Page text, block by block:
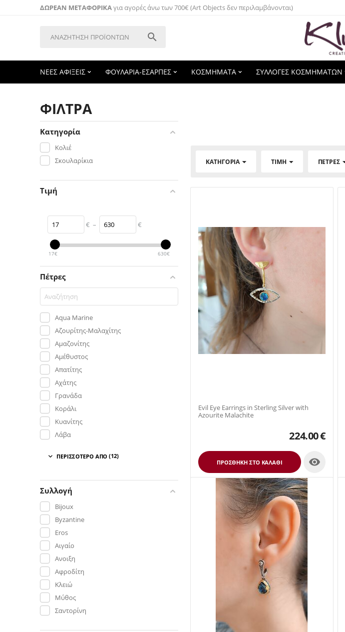
ΔΩΡΕΑΝ ΜΕΤΑΦΟΡΙΚΑγια αγορές άνω των 700€ (Art Objects δεν περιλαμβάνονται)

ΝΕΕΣ ΑΦΙΞΕΙΣ ΦΟΥΛΑΡΙΑ-ΕΣΑΡΠΕΣ ΚΟΣΜΗΜΑΤΑ ΣΥΛΛΟΓΕΣ ΚΟΣΜΗΜΑΤΩΝ
ΦΙΛΤΡΑ
Κατηγορία
Κολιέ
Σκουλαρίκια
Τιμή
€ – €
17€ 630€
Πέτρες
Aqua Marine
Αζουρίτης-Μαλαχίτης
Αμαζονίτης
Αμέθυστος
Απατίτης
Αχάτης
Γρανάδα
Κοράλι
Κυανίτης
Λάβα
Μαλαχίτης
Μαύρο Τυρκουάζ
Πράσινο Τυρκουάζ
Ρουμπίνι
Τυρκουάζ
Χαλαζίας
Χρυσόκολλα
 ΠΕΡΙΣΣΌΤΕΡΟ ΑΠΌ (12)
Συλλογή
Bijoux
Byzantine
Eros
Αιγαίο
Ανοιξη
Αφροδίτη
Κλειώ
Μύθος
Σαντορίνη
ΚΑΤΗΓΟΡΊΑ ΤΙΜΉ ΠΈΤΡΕΣ
Evil Eye Earrings in Sterling Silver with
Azourite Malachite
224.00€
ΠΡΟΣΘΉΚΗ ΣΤΟ ΚΑΛΆΘΙ 